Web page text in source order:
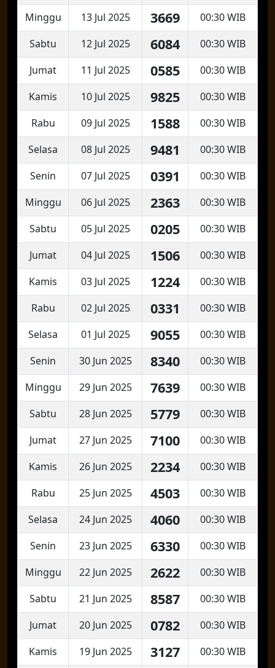
Minggu 13 Jul 2025 3669
00:30 WIB
Sabtu
12 Jul 2025 6084
00:30 WIB
Jumat
11 Jul 2025 0585
00:30 WIB
Kamis
10 Jul 2025 9825
00:30 WIB
Rabu
09 Jul 2025 1588
00:30 WIB
Selasa
08 Jul 2025 9481
00:30 WIB
Senin
07 Jul 2025 0391
00:30 WIB
Minggu
06 Jul 2025 2363
00:30 WIB
Sabtu
05 Jul 2025 0205
00:30 WIB
Jumat
04 Jul 2025 1506
00:30 WIB
Kamis
03 Jul 2025 1224
00:30 WIB
Rabu
02 Jul 2025 0331
00:30 WIB
Selasa
01 Jul 2025 9055
00:30 WIB
Senin
30 Jun 2025 8340
00:30 WIB
Minggu
29 Jun 2025 7639
00:30 WIB
Sabtu
28 Jun 2025 5779
00:30 WIB
Jumat
27 Jun 2025 7100
00:30 WIB
Kamis
26 Jun 2025 2234
00:30 WIB
Rabu
25 Jun 2025 4503
00:30 WIB
Selasa
24 Jun 2025 4060
00:30 WIB
Senin
23 Jun 2025 6330
00:30 WIB
Minggu
22 Jun 2025 2622
00:30 WIB
Sabtu
21 Jun 2025 8587
00:30 WIB
Jumat
20 Jun 2025 0782
00:30 WIB
Kamis
19 Jun 2025 3127
00:30 WIB